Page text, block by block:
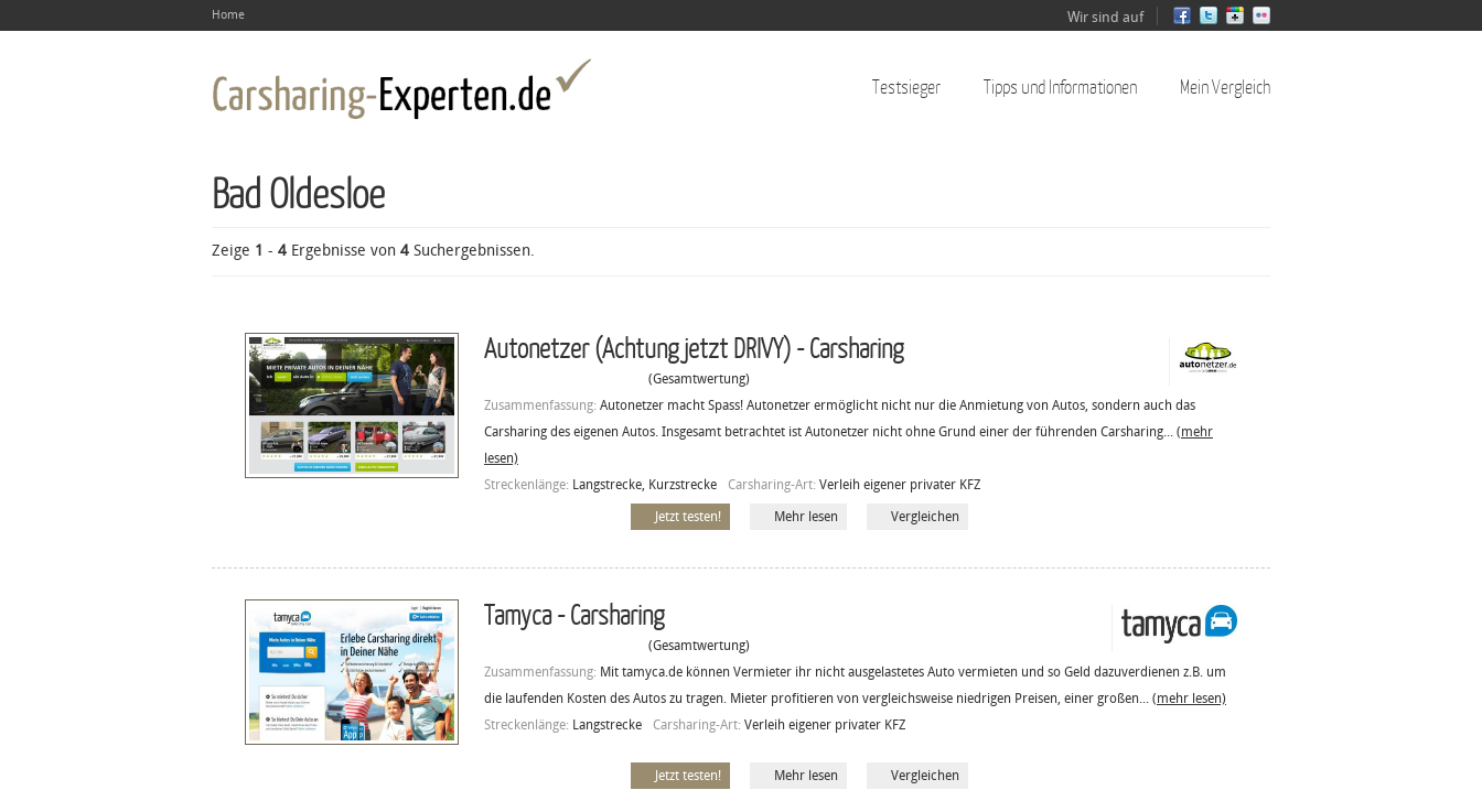
Home Wir sind auf
Testsieger Tipps und Informationen Mein Vergleich
Bad Oldesloe
Zeige 1 - 4 Ergebnisse von 4 Suchergebnissen.
Autonetzer (Achtung jetzt DRIVY) - Carsharing
(Gesamtwertung)
Zusammenfassung: Autonetzer macht Spass! Autonetzer ermöglicht nicht nur die Anmietung von Autos, sondern auch das
Carsharing des eigenen Autos. Insgesamt betrachtet ist Autonetzer nicht ohne Grund einer der führenden Carsharing... (mehr
lesen)
Streckenlänge: Langstrecke, Kurzstrecke Carsharing-Art: Verleih eigener privater KFZ
Jetzt testen! Mehr lesen Vergleichen
Tamyca - Carsharing
(Gesamtwertung)
Zusammenfassung: Mit tamyca.de können Vermieter ihr nicht ausgelastetes Auto vermieten und so Geld dazuverdienen z.B. um
die laufenden Kosten des Autos zu tragen. Mieter profitieren von vergleichsweise niedrigen Preisen, einer großen... (mehr lesen)
Streckenlänge: Langstrecke Carsharing-Art: Verleih eigener privater KFZ
Jetzt testen! Mehr lesen Vergleichen